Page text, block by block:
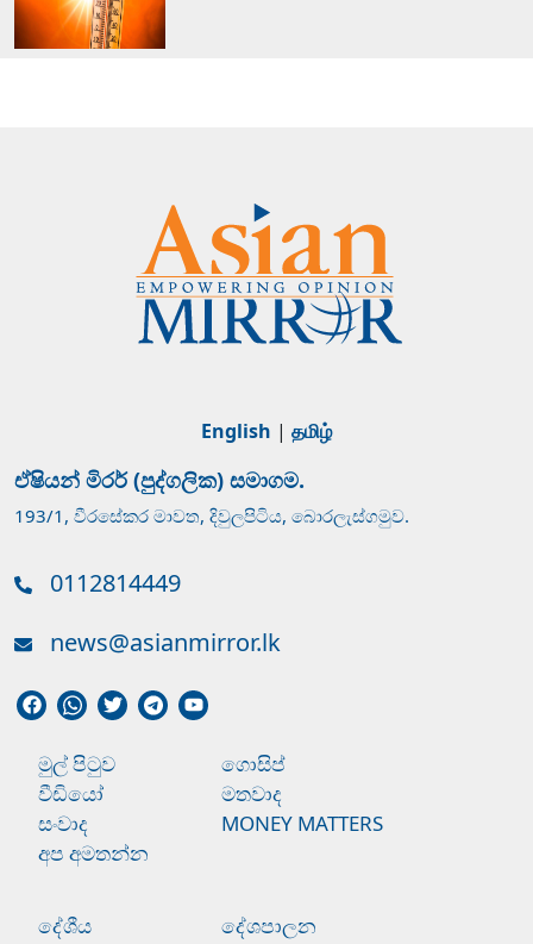
English | தமிழ்
ඒෂියන් මිරර් (පුද්ගලික) සමාගම.
193/1, වීරසේකර මාවත, දිවුලපිටිය, බොරලැස්ගමුව.
0112814449
news@asianmirror.lk
මුල් පිටුව
ගොසිප්
වීඩියෝ
මතවාද
සංවාද
MONEY MATTERS
අප අමතන්න
දේශීය
දේශපාලන